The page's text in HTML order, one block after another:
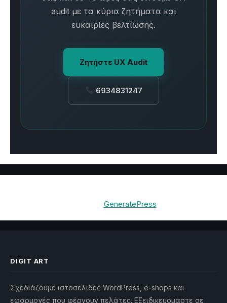
audit με τα κύρια ζητήματα και
ευκαιρίες βελτίωσης.
Ζητήστε UX Audit
6934831247
GeneratePress
DIGIT ART
Σχεδιάζουμε ιστοσελίδες WordPress, e-shops και
εφαρμογές που φέρνουν πελάτες. Εξειδικευόμαστε σε